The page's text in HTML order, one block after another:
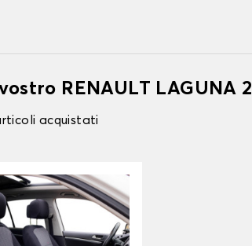
RENAULT LAGUNA 2
acquistati